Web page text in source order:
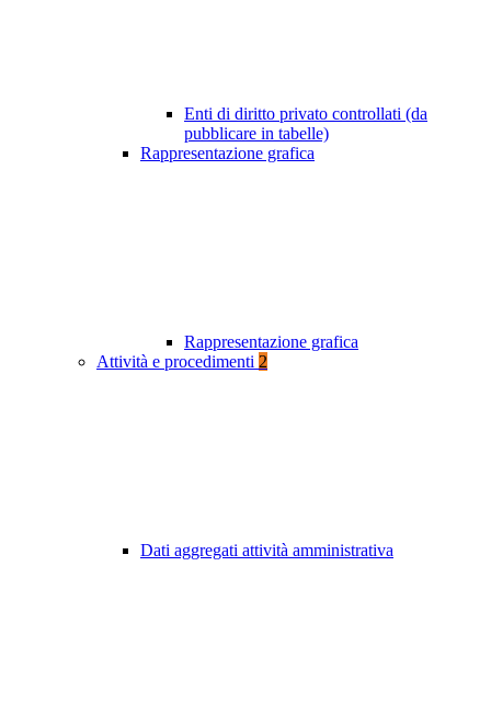
Enti di diritto privato controllati (da
pubblicare in tabelle)
Rappresentazione grafica
Rappresentazione grafica
Attività e procedimenti 2
Dati aggregati attività amministrativa